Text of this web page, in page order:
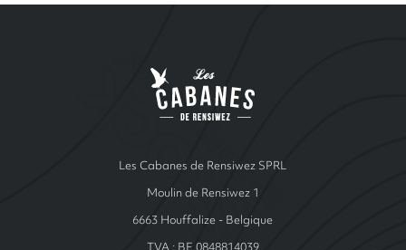
Les Cabanes de Rensiwez SPRL
Moulin de Rensiwez 1
6663 Houffalize - Belgique